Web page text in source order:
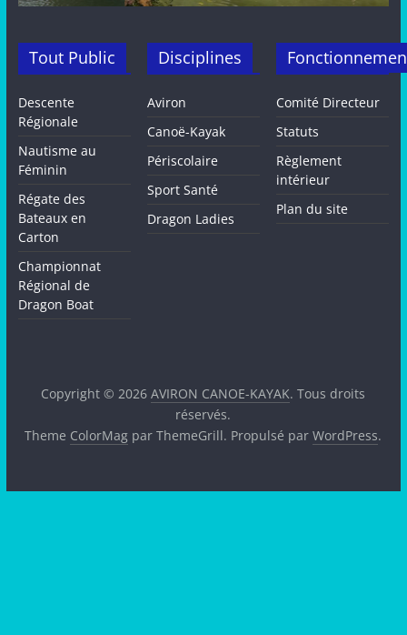
Tout Public
Descente
Régionale
Nautisme au
Féminin
Régate des
Bateaux en
Carton
Championnat
Régional de
Dragon Boat
Disciplines
Aviron
Canoë-Kayak
Périscolaire
Sport Santé
Dragon Ladies
Comité Directeur
Statuts
Règlement
intérieur
Plan du site
Copyright © 2026AVIRON CANOE-KAYAK. Tous droits
réservés.
Theme ColorMag par ThemeGrill. Propulsé parWordPress.